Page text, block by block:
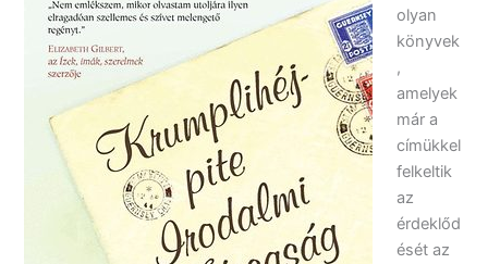
olyan
könyvek
,
amelyek
már a
címükkel
felkeltik
az
érdeklőd
ését az